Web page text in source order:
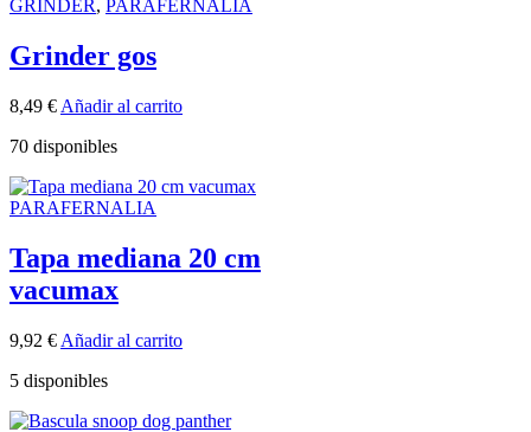
GRINDER, PARAFERNALIA
Grinder gos
8,49 € Añadir al carrito
70 disponibles
PARAFERNALIA
Tapa mediana 20 cm
vacumax
9,92 € Añadir al carrito
5 disponibles